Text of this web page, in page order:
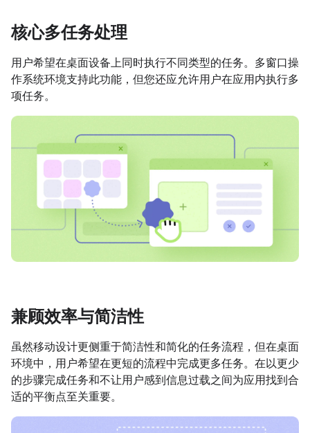
核心多任务处理
用户希望在桌面设备上同时执行不同类型的任务。多窗口操
作系统环境支持此功能，但您还应允许用户在应用内执行多
项任务。
兼顾效率与简洁性
虽然移动设计更侧重于简洁性和简化的任务流程，但在桌面
环境中，用户希望在更短的流程中完成更多任务。在以更少
的步骤完成任务和不让用户感到信息过载之间为应用找到合
适的平衡点至关重要。